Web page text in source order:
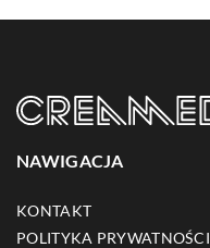
NAWIGACJA
KONTAKT
POLITYKA PRYWATNOŚCI